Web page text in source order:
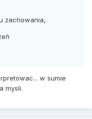
zachowania,
w sumie
mysli.